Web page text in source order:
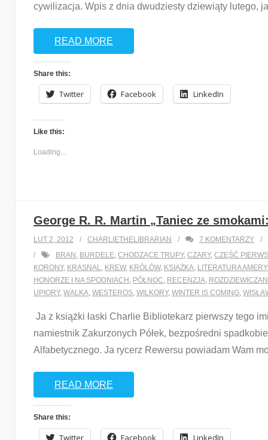
cywilizacja. Wpis z dnia dwudziesty dziewiąty lutego,
READ MORE
Share this:
Twitter Facebook LinkedIn
Like this:
Loading...
George R. R. Martin „Taniec ze
LUT 2, 2012 CHARLIETHELIBRARIAN 7 KOMENTARZY
BRAN , BURDELE, CHODZĄCE TRUPY, CZARY, CZĘŚĆ
KORONY, KRASNAL, KREW, KRÓLÓW, KSIĄŻKA, LITERATURA
HONORZE I NA SPODNIACH , PÓŁNOC, RECENZJA,
UPIORY, WALKA, WESTEROS, WILKORY, WINTER IS COMING,
Ja z książki łaski Charlie Bibliotekarz pierwszy tego
namiestnik Zakurzonych Półek, bezpośredni
Alfabetycznego. Ja rycerz Rewersu powiadam Wam
READ MORE
Share this:
Twitter Facebook LinkedIn